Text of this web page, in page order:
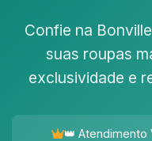
Confie na
suas roupas
exclusividade e
👑 Atendimento